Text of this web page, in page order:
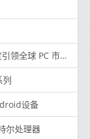
球 PC 市场增长
列
设备
尔处理器